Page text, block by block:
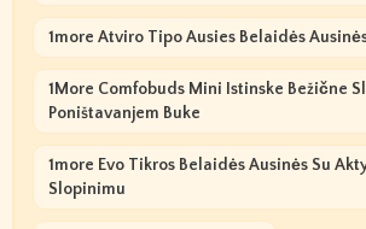
1more Atviro Tipo Ausies Belaidės
1More Comfobuds Mini Istinske Bežične
Poništavanjem Buke
1more Evo Tikros Belaidės Ausinės Su
Slopinimu